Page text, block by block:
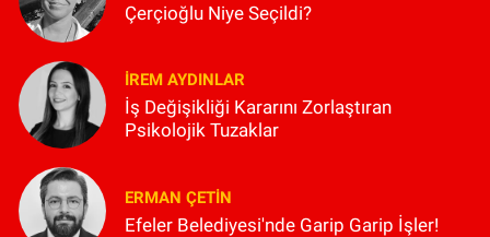
Çerçioğlu Niye Seçildi?
İREM AYDINLAR
İş Değişikliği Kararını Zorlaştıran
Psikolojik Tuzaklar
ERMAN ÇETIN
Efeler Belediyesi'nde Garip Garip İşler!